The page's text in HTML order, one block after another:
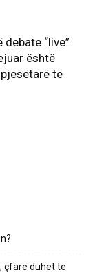
“live”
është
të
çfarë duhet të